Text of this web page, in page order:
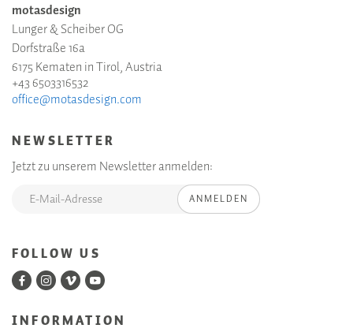
motasdesign
Lunger & Scheiber OG
Dorfstraße 16a
6175 Kematen in Tirol, Austria
+43 6503316532
office@motasdesign.com
NEWSLETTER
Jetzt zu unserem Newsletter anmelden:
ANMELDEN
FOLLOW US
INFORMATION